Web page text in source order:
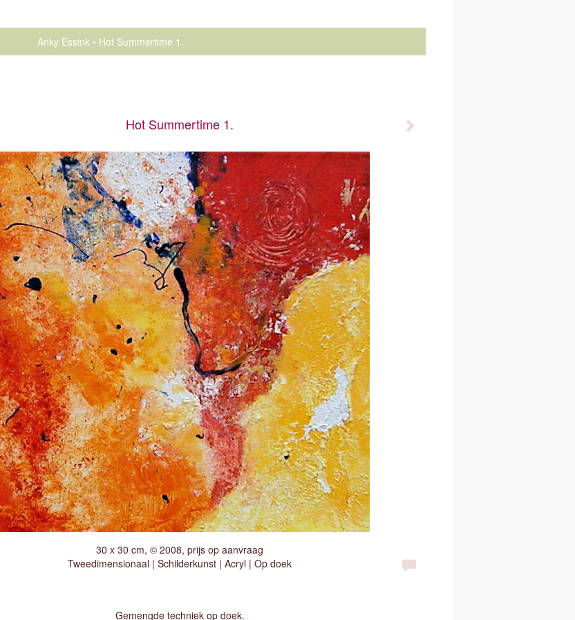
Anky Essink
Hot Summertime 1.
Hot Summertime 1.
30 x 30 cm, © 2008, prijs op aanvraag
Tweedimensionaal | Schilderkunst | Acryl | Op doek
Gemengde techniek op doek.